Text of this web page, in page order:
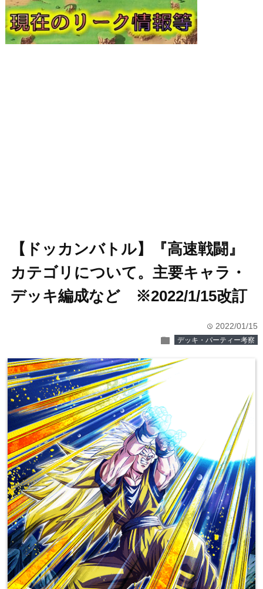
【ドッカンバトル】『高速戦闘』
カテゴリについて。主要キャラ・
デッキ編成など ※2022/1/15改訂
time 2022/01/15
folder デッキ・パーティー考察